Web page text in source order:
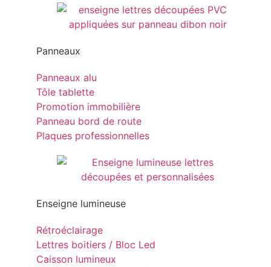
Panneaux
Panneaux alu
Tôle tablette
Promotion immobilière
Panneau bord de route
Plaques professionnelles
Enseigne lumineuse
Rétroéclairage
Lettres boitiers / Bloc Led
Caisson lumineux